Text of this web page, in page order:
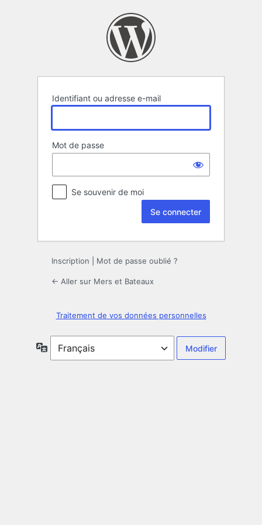
Identifiant ou adresse e-mail
Mot de passe
Se souvenir de moi
Inscription Mot de passe oublié ?
← Aller sur Mers et Bateaux
Traitement de vos données personnelles
Langue